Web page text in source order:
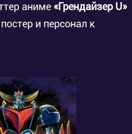
аниме «Грендайзер U»
и персонал к